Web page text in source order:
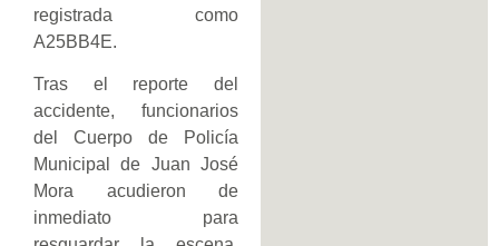
registrada como
A25BB4E.
Tras el reporte del
accidente, funcionarios
del Cuerpo de Policía
Municipal de Juan José
Mora acudieron de
inmediato para